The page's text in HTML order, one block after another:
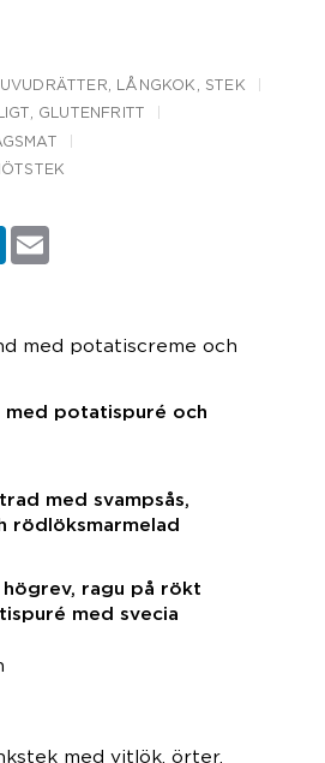
LÅNGKOK
STEK
GLUTENFRITT
LinkedIn
potatispuré och
med svampsås,
rödlöksmarmelad
ragu på rökt
med svecia